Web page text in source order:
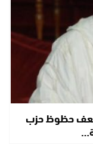
حظوظ حزب